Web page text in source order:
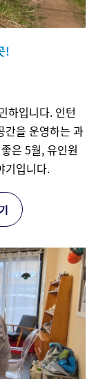
!
하입니다. 인턴
간을 운영하는 과
은 5월, 유인원
기입니다.